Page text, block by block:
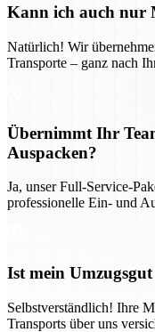
Kann ich auch nur
Natürlich! Wir
Transporte – ganz nach
Übernimmt Ihr
Auspacken?
Ja, unser Full-Service-
professionelle Ein- und
Ist mein
Selbstverständlich! Ihre
Transports über uns